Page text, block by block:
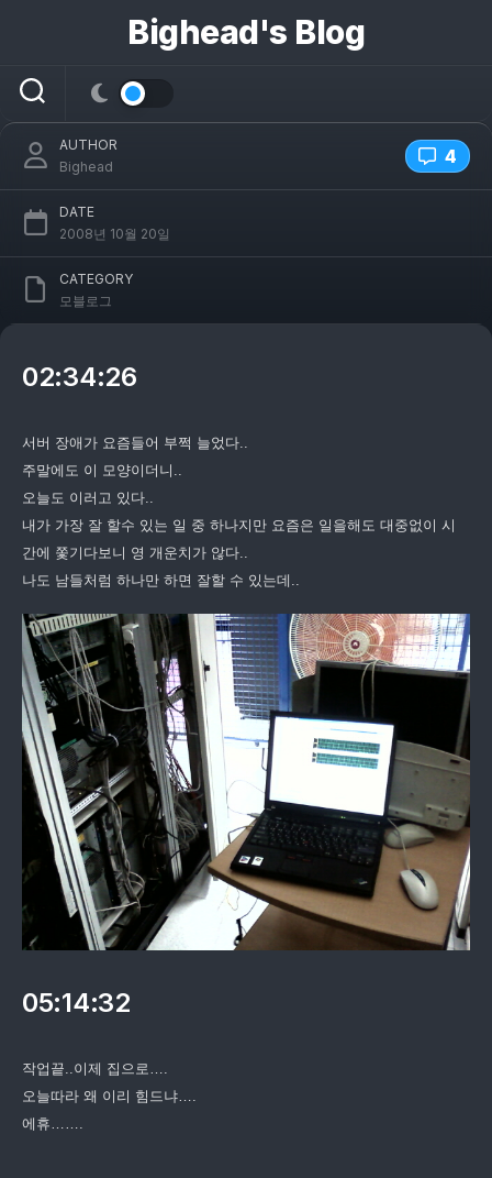
너
Bighead's Blog
[Mobile Blog] 2008-10-21
4
AUTHOR
Bighead
DATE
2008년 10월 20일
CATEGORY
모블로그
02:34:26
서버 장애가 요즘들어 부쩍 늘었다..
주말에도 이 모양이더니..
오늘도 이러고 있다..
내가 가장 잘 할수 있는 일 중 하나지만 요즘은 일을해도 대중없이 시
간에 쫓기다보니 영 개운치가 않다..
나도 남들처럼 하나만 하면 잘할 수 있는데..
05:14:32
작업끝..이제 집으로….
오늘따라 왜 이리 힘드냐….
에휴…….